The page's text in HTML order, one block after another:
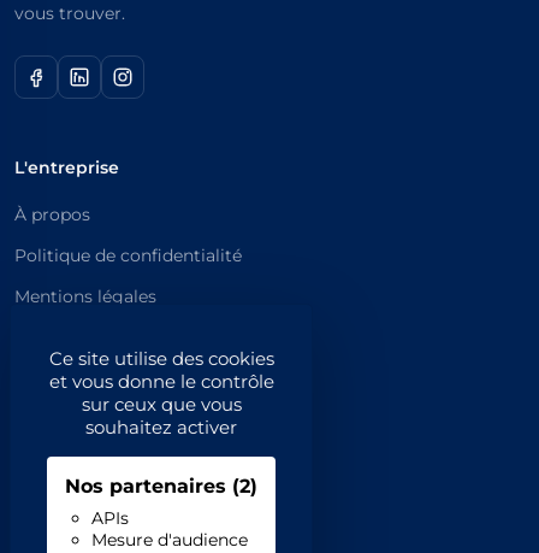
Ce site utilise des cookies
et vous donne le contrôle
sur ceux que vous
souhaitez activer
Nos partenaires (2)
APIs
Mesure d'audience
vous trouver.
L'entreprise
À propos
Politique de confidentialité
Mentions légales
Catégories principales
Catégories
Professionnels